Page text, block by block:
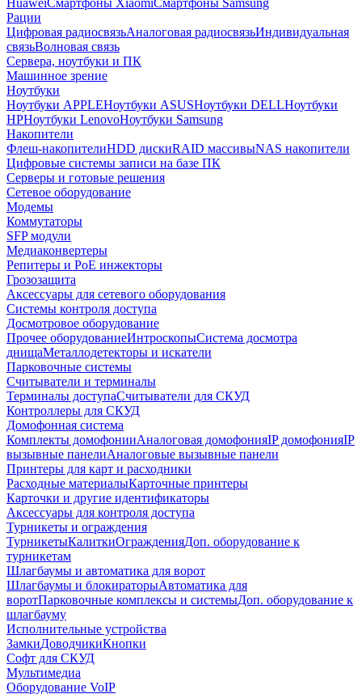
HuaweiСмартфоны XiaomiСмартфоны Samsung
Рации
Цифровая радиосвязьАналоговая радиосвязьИндивидуальная
связьВолновая связь
Сервера, ноутбуки и ПК
Машинное зрение
Ноутбуки
Ноутбуки APPLEНоутбуки ASUSНоутбуки DELLНоутбуки
HPНоутбуки LenovoНоутбуки Samsung
Накопители
Флеш-накопителиHDD дискиRAID массивыNAS накопители
Цифровые системы записи на базе ПК
Серверы и готовые решения
Сетевое оборудование
Модемы
Коммутаторы
SFP модули
Медиаконвертеры
Репитеры и PoE инжекторы
Грозозащита
Аксессуары для сетевого оборудования
Системы контроля доступа
Досмотровое оборудование
Прочее оборудованиеИнтроскопыСистема досмотра
днищаМеталлодетекторы и искатели
Парковочные системы
Считыватели и терминалы
Терминалы доступаСчитыватели для СКУД
Контроллеры для СКУД
Домофонная система
Комплекты домофонииАналоговая домофонияIP домофонияIP
вызывные панелиАналоговые вызывные панели
Принтеры для карт и расходники
Расходные материалыКарточные принтеры
Карточки и другие идентификаторы
Аксессуары для контроля доступа
Турникеты и ограждения
ТурникетыКалиткиОгражденияДоп. оборудование к
турникетам
Шлагбаумы и автоматика для ворот
Шлагбаумы и блокираторыАвтоматика для
воротПарковочные комплексы и системыДоп. оборудование к
шлагбауму
Исполнительные устройства
ЗамкиДоводчикиКнопки
Софт для СКУД
Мультимедиа
Оборудование VoIP